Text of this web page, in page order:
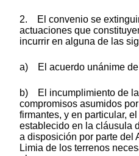
2. El convenio se
actuaciones que
incurrir en alguna de las
a) El acuerdo unánime de
b) El incumplimiento de
compromisos asumidos
firmantes, y en particular,
establecido en la cláusula
a disposición por parte del
Limia de los terrenos